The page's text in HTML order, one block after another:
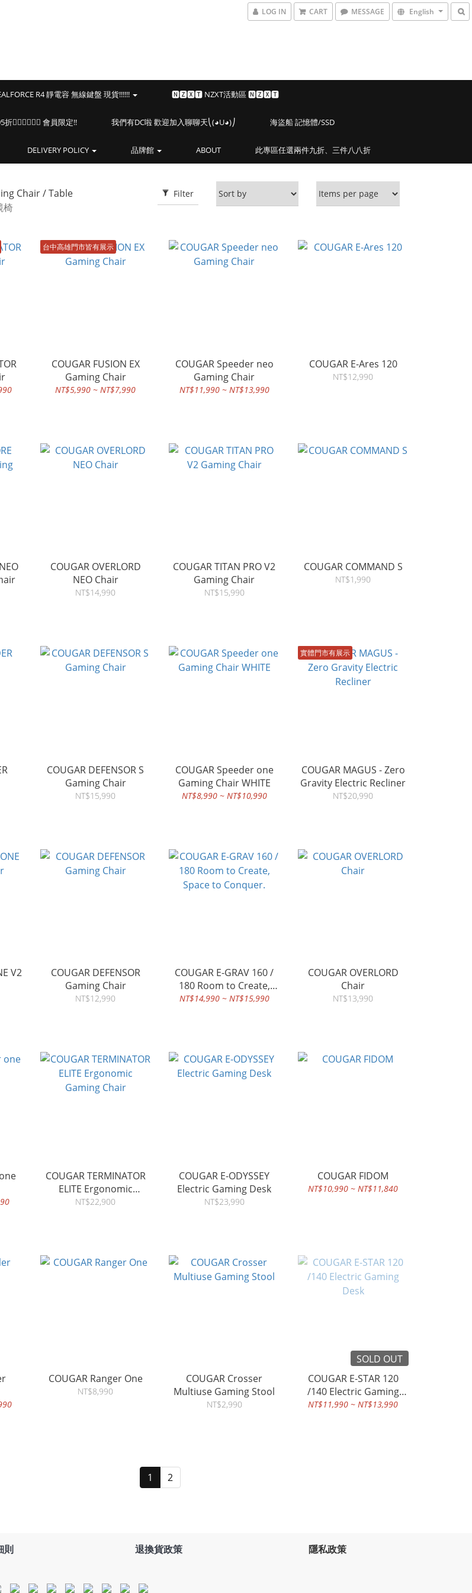
LOG IN CART MESSAGE English
R4 靜電容 無線鍵盤 現貨!!!!!! 🅽🆉🆇🆃 NZXT活動區 🅽🆉🆇🆃
🏴‍☠️🏴‍☠️🏴‍☠️ 會員限定!! 我們有DC啦 歡迎加入聊聊天⎝(◕U◕)⎠ 海盜船 記憶體/SSD
DELIVERY POLICY 品牌館 ABOUT 此專區任選兩件九折、三件八八折
Filter
Chair / Table
椅
台中高雄門市皆有展示
COUGAR FUSION EX
Gaming Chair
NT$5,990 ~ NT$7,990
COUGAR Speeder neo
Gaming Chair
NT$11,990 ~ NT$13,990
COUGAR E-Ares 120
NT$12,990
COUGAR OVERLORD
NEO Chair
NT$14,990
COUGAR TITAN PRO V2
Gaming Chair
NT$15,990
COUGAR COMMAND S
NT$1,990
COUGAR DEFENSOR S
Gaming Chair
NT$15,990
COUGAR Speeder one
Gaming Chair WHITE
NT$8,990 ~ NT$10,990
實體門市有展示
COUGAR MAGUS - Zero
Gravity Electric Recliner
NT$20,990
V2
COUGAR DEFENSOR
Gaming Chair
NT$12,990
COUGAR E-GRAV 160 /
180 Room to Create,
Space to Conquer.
NT$14,990 ~ NT$15,990
COUGAR OVERLORD
Chair
NT$13,990
COUGAR TERMINATOR
ELITE Ergonomic
Gaming Chair
NT$22,900
COUGAR E-ODYSSEY
Electric Gaming Desk
NT$23,990
COUGAR FIDOM
NT$10,990 ~ NT$11,840
COUGAR Ranger One
NT$8,990
COUGAR Crosser
Multiuse Gaming Stool
NT$2,990
SOLD OUT
COUGAR E-STAR 120
/140 Electric Gaming
Desk
NT$11,990 ~ NT$13,990
1 2
則 退換貨政策 隱私政策